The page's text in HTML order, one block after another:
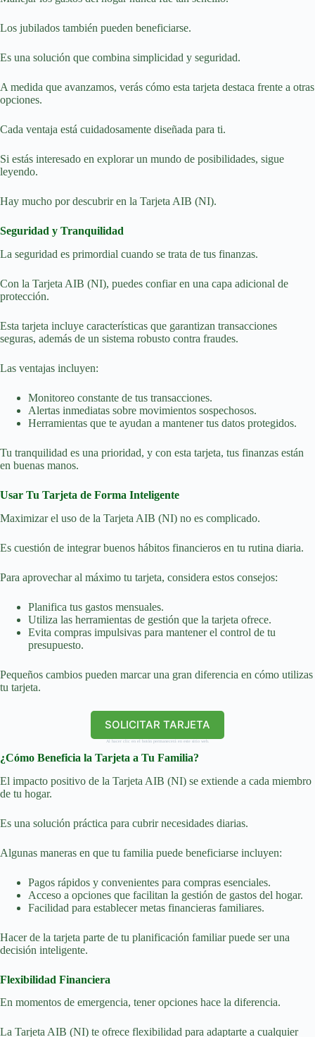
Los jubilados también pueden beneficiarse.
Es una solución que combina simplicidad y seguridad.
A medida que avanzamos, verás cómo esta tarjeta destaca frente a otras
opciones.
Cada ventaja está cuidadosamente diseñada para ti.
Si estás interesado en explorar un mundo de posibilidades, sigue
leyendo.
Hay mucho por descubrir en la Tarjeta AIB (NI).
Seguridad y Tranquilidad
La seguridad es primordial cuando se trata de tus finanzas.
Con la Tarjeta AIB (NI), puedes confiar en una capa adicional de
protección.
Esta tarjeta incluye características que garantizan transacciones
seguras, además de un sistema robusto contra fraudes.
Las ventajas incluyen:
Monitoreo constante de tus transacciones.
Alertas inmediatas sobre movimientos sospechosos.
Herramientas que te ayudan a mantener tus datos protegidos.
Tu tranquilidad es una prioridad, y con esta tarjeta, tus finanzas están
en buenas manos.
Usar Tu Tarjeta de Forma Inteligente
Maximizar el uso de la Tarjeta AIB (NI) no es complicado.
Es cuestión de integrar buenos hábitos financieros en tu rutina diaria.
Para aprovechar al máximo tu tarjeta, considera estos consejos:
Planifica tus gastos mensuales.
Utiliza las herramientas de gestión que la tarjeta ofrece.
Evita compras impulsivas para mantener el control de tu
presupuesto.
Pequeños cambios pueden marcar una gran diferencia en cómo utilizas
tu tarjeta.
SOLICITAR TARJETA
Al hacer clic en el botón permanecerá en este sitio web.
¿Cómo Beneficia la Tarjeta a Tu Familia?
El impacto positivo de la Tarjeta AIB (NI) se extiende a cada miembro
de tu hogar.
Es una solución práctica para cubrir necesidades diarias.
Algunas maneras en que tu familia puede beneficiarse incluyen:
Pagos rápidos y convenientes para compras esenciales.
Acceso a opciones que facilitan la gestión de gastos del hogar.
Facilidad para establecer metas financieras familiares.
Hacer de la tarjeta parte de tu planificación familiar puede ser una
decisión inteligente.
Flexibilidad Financiera
En momentos de emergencia, tener opciones hace la diferencia.
La Tarjeta AIB (NI) te ofrece flexibilidad para adaptarte a cualquier